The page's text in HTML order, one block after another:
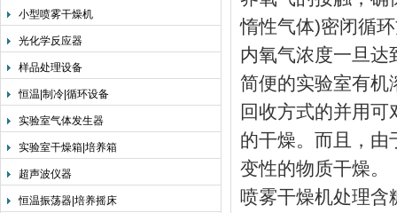
小型喷雾干燥机
光化学反应器
样品处理设备
恒温|制冷|循环设备
实验室气体发生器
实验室干燥箱|培养箱
超声波仪器
恒温振荡器|培养摇床
惰性气体)密闭循
内氧气浓度一旦达
简便的实验室有机
回收方式的并用
的干燥。而且，由
变性的物质干燥。
喷雾干燥机处理含